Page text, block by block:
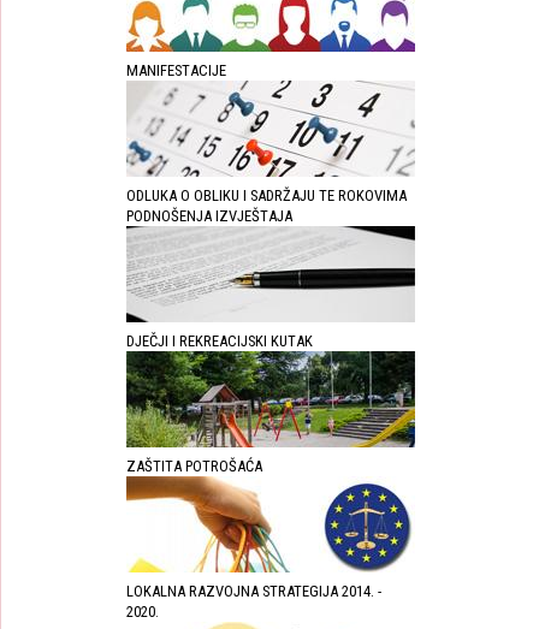
MANIFESTACIJE
ODLUKA O OBLIKU I SADRŽAJU TE ROKOVIMA
PODNOŠENJA IZVJEŠTAJA
DJEČJI I REKREACIJSKI KUTAK
ZAŠTITA POTROŠAĆA
LOKALNA RAZVOJNA STRATEGIJA 2014. -
2020.